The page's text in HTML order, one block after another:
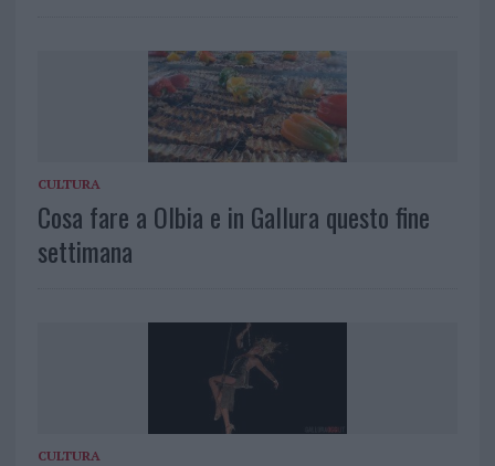
CULTURA
Cosa fare a Olbia e in Gallura questo fine
settimana
CULTURA